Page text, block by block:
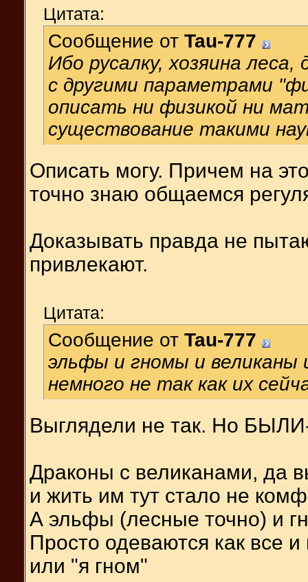
Цитата:
Сообщение от Tau-777
Ибо русалку, хозяина
с другими параметрами
описать ни физикой ни
существование такими
Описать могу. Причем на
точно знаю общаемся
Доказывать правда не
привлекают.
Цитата:
Сообщение от Tau-777
эльфы и гномы и великаны
немного не так как их
Выглядели не так. Но
Драконы с великанами, да
и жить им тут стало не
А эльфы (лесные точно) и
Просто одеваются как все
или "я гном"